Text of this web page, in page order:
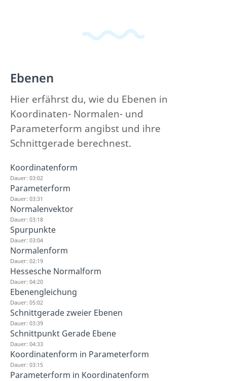
Ebenen
Hier erfährst du, wie du Ebenen in
Koordinaten- Normalen- und
Parameterform angibst und ihre
Schnittgerade berechnest.
Koordinatenform
Dauer: 03:02
Parameterform
Dauer: 03:31
Normalenvektor
Dauer: 03:18
Spurpunkte
Dauer: 03:04
Normalenform
Dauer: 02:19
Hessesche Normalform
Dauer: 04:20
Ebenengleichung
Dauer: 05:02
Schnittgerade zweier Ebenen
Dauer: 03:39
Schnittpunkt Gerade Ebene
Dauer: 04:33
Koordinatenform in Parameterform
Dauer: 03:15
Parameterform in Koordinatenform